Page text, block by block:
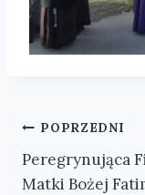
Nawigacja
wpisu
POPRZEDNI
Peregrynująca
Matki Bożej